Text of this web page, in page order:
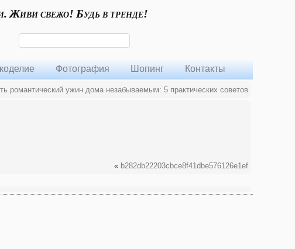
Живи свежо! Будь в тренде!
Фотография Шопинг Контакты
романтический ужин дома незабываемым: 5 практических советов
« b282db22203cbce8f41dbe576126e1ef